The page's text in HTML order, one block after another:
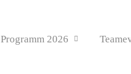
Programm 2026